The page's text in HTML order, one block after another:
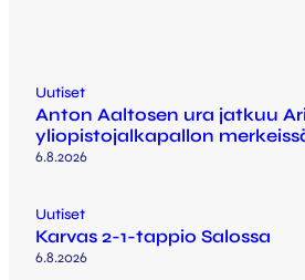
Uutiset
Anton Aaltosen ura jatkuu
yliopistojalkapallon
6.8.2026
Uutiset
Karvas 2-1-tappio Salossa
6.8.2026